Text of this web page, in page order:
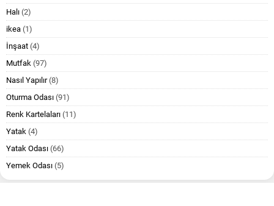
Halı (2)
ikea (1)
İnşaat (4)
Mutfak (97)
Nasıl Yapılır(8)
Oturma Odası (91)
Renk Kartelaları (11)
Yatak (4)
Yatak Odası (66)
Yemek Odası (5)